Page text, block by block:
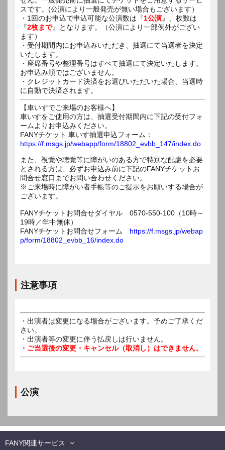
スです。(公演により一般発売が無い場合もございます）
・1回のお申込で申込可能な公演数は『1公演』、枚数は
『2枚まで』となります。（公演により一部例外がござい
ます）
・受付期間内にお申込みいただき、抽選にて当選者を決定
いたします。
・座席番号や整理番号はすべて抽選にて決定いたします。
お申込み順ではございません。
・クレジットカード決済をお選びいただいた場合、当選時
に自動で決済されます。
【車いすでご来場のお客様へ】
車いすをご使用の方は、抽選受付期間内に下記の受付フォ
ームよりお申込みください。
FANYチケット 車いす抽選申込フォーム：
https://f.msgs.jp/webapp/form/18802_evbb_147/index.do
また、視覚や聴覚等に障がいのある方で特別な配慮を必要
とされる方は、必ずお申込み前に下記のFANYチケットお
問合せ窓口までお問い合わせください。
※ご来場時に障がい者手帳等のご提示をお願いする場合が
ございます。
FANYチケットお問合せダイヤル 0570-550-100（10時～
19時／年中無休）
FANYチケットお問合せフォーム https://f.msgs.jp/webap
p/form/18802_evbb_16/index.do
注意事項
・出演者は変更になる場合がございます。予めご了承くだ
さい。
・出演者等の変更に伴う払戻しは行いません。
・ご当選後の変更・キャンセル（取消し）はできません。
公演
FANY関連サービス